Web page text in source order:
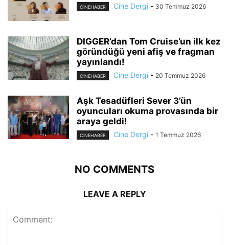
CINEHABER Cine Dergi - 30 Temmuz 2026
DIGGER’dan Tom Cruise’un ilk kez
göründüğü yeni afiş ve fragman
yayınlandı!
CINEHABER Cine Dergi - 20 Temmuz 2026
Aşk Tesadüfleri Sever 3’ün
oyuncuları okuma provasında bir
araya geldi!
CINEHABER Cine Dergi - 1 Temmuz 2026
NO COMMENTS
LEAVE A REPLY